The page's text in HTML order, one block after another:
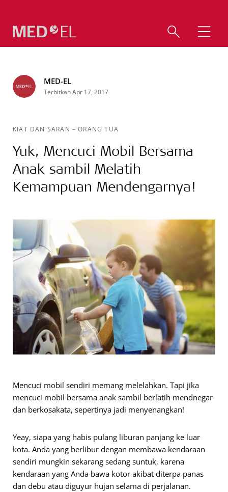
MED-EL
Terbitkan Apr 17, 2017
KIAT DAN SARAN – ORANG TUA
Yuk, Mencuci Mobil Bersama
Anak sambil Melatih
Kemampuan Mendengarnya!
Mencuci mobil sendiri memang melelahkan. Tapi jika
mencuci mobil bersama anak sambil berlatih mendnegar
dan berkosakata, sepertinya jadi menyenangkan!
Yeay, siapa yang habis pulang liburan panjang ke luar
kota. Anda yang berlibur dengan membawa kendaraan
sendiri mungkin sekarang sedang suntuk, karena
kendaraan yang Anda bawa kotor akibat diterpa panas
dan debu atau diguyur hujan selama di perjalanan.